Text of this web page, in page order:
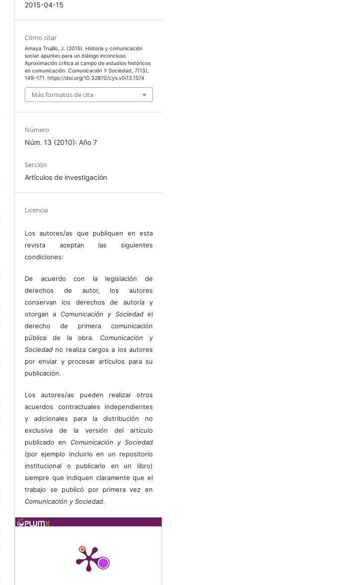
2015-04-15
Cómo citar
Amaya Trujillo, J. (2015). Historia y comunicación
social: apuntes para un diálogo inconcluso.
Aproximación crítica al campo de estudios históricos
en comunicación.Comunicación Y Sociedad,7(13),
149–171. https://doi.org/10.32870/cys.v0i13.1574
Más formatos de cita
Número
Núm. 13 (2010): Año 7
Sección
Artículos de investigación
Licencia
Los autores/as que publiquen en esta
revista aceptan las siguientes
condiciones:
De acuerdo con la legislación de
derechos de autor, los autores
conservan los derechos de autoría y
otorgan a Comunicación y Sociedadel
derecho de primera comunicación
pública de la obra. Comunicación y
Sociedad no realiza cargos a los autores
por enviar y procesar artículos para su
publicación.
Los autores/as pueden realizar otros
acuerdos contractuales independientes
y adicionales para la distribución no
exclusiva de la versión del artículo
publicado en Comunicación y Sociedad
(por ejemplo incluirlo en un repositorio
institucional o publicarlo en un libro)
siempre que indiquen claramente que el
trabajo se publicó por primera vez en
Comunicación y Sociedad.